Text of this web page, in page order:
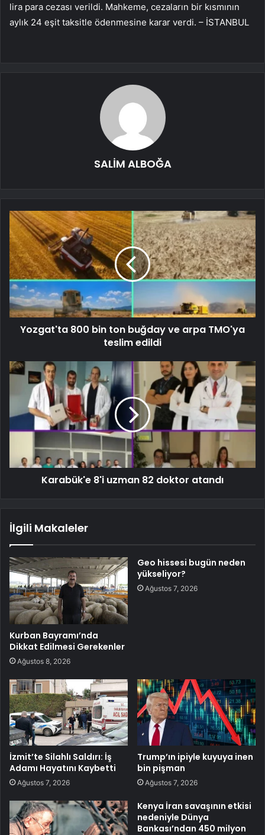
lira para cezası verildi. Mahkeme, cezaların bir kısmının
aylık 24 eşit taksitle ödenmesine karar verdi. – İSTANBUL
SALİM ALBOĞA
Yozgat'ta 800 bin ton buğday ve arpa TMO'ya
teslim edildi
Karabük'e 8'i uzman 82 doktor atandı
İlgili Makaleler
Kurban Bayramı’nda
Dikkat Edilmesi Gerekenler
Ağustos 8, 2026
Geo hissesi bugün neden
yükseliyor?
Ağustos 7, 2026
İzmit’te Silahlı Saldırı: İş
Adamı Hayatını Kaybetti
Ağustos 7, 2026
Trump’ın ipiyle kuyuya inen
bin pişman
Ağustos 7, 2026
Kenya İran savaşının etkisi
nedeniyle Dünya
Bankası’ndan 450 milyon